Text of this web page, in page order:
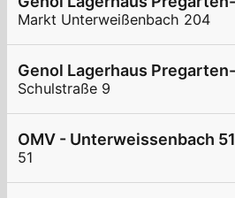
Markt Unterweißenbach 204
Schulstraße 9
OMV - Unterweissenbach 51
51